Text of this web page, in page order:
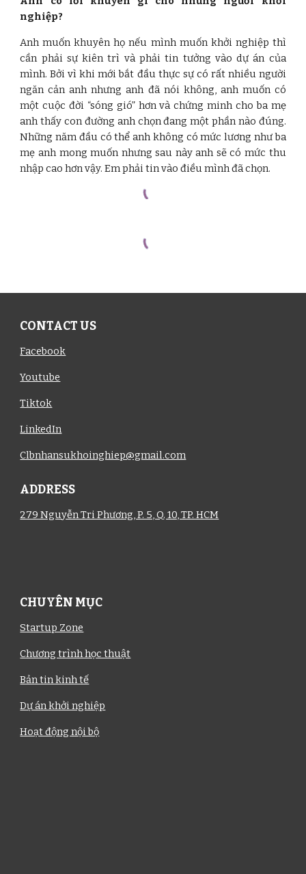
nghiệp?
Anh muốn khuyên họ nếu mình muốn khởi nghiệp thì
cần phải sự kiên trì và phải tin tưởng vào dự án của
mình. Bởi vì khi mới bắt đầu thực sự có rất nhiều người
ngăn cản anh nhưng anh đã nói không, anh muốn có
một cuộc đời “sóng gió” hơn và chứng minh cho ba mẹ
anh thấy con đường anh chọn đang một phần nào đúng.
Những năm đầu có thể anh không có mức lương như ba
mẹ anh mong muốn nhưng sau này anh sẽ có mức thu
nhập cao hơn vậy. Em phải tin vào điều mình đã chọn.
CONTACT US
Facebook
Youtube
Tiktok
LinkedIn
Clbnhansukhoinghiep@gmail.com
ADDRESS
279 Nguyễn Tri Phương, P. 5, Q. 10, TP. HCM
CHUYÊN MỤC
Startup Zone
Chương trình học thuật
Bản tin kinh tế
Dự án khởi nghiệp
Hoạt động nội bộ